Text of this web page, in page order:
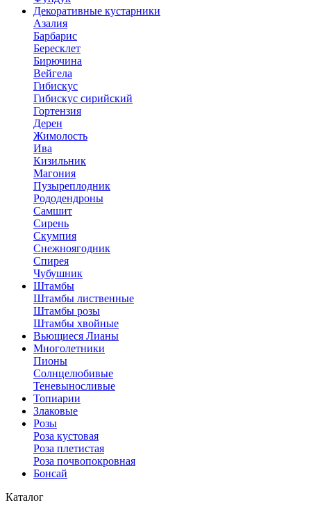
Декоративные кустарники
Азалия
Барбарис
Бересклет
Бирючина
Вейгела
Гибискус
Гибискус сирийский
Гортензия
Дерен
Жимолость
Ива
Кизильник
Магония
Пузыреплодник
Рододендроны
Самшит
Сирень
Скумпия
Снежноягодник
Спирея
Чубушник
Штамбы
Штамбы лиственные
Штамбы розы
Штамбы хвойные
Вьющиеся Лианы
Многолетники
Пионы
Солнцелюбивые
Теневыносливые
Топиарии
Злаковые
Розы
Роза кустовая
Роза плетистая
Роза почвопокровная
Бонсай
Каталог